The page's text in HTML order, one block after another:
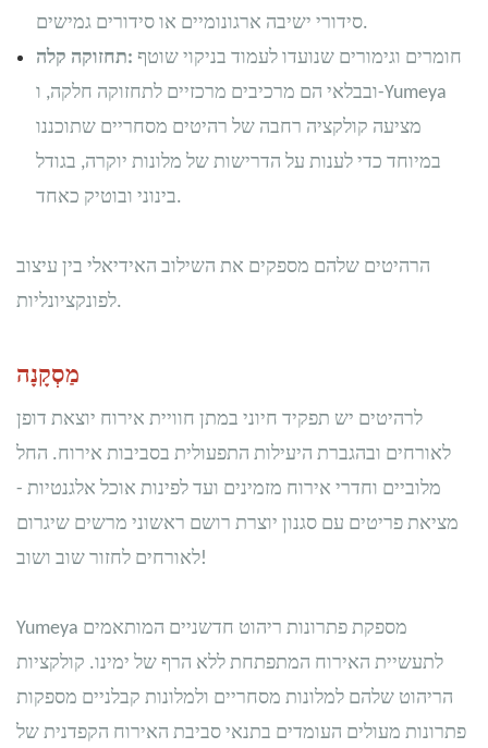
סידורי ישיבה ארגונומיים או סידורים גמישים.
תחזוקה קלה: חומרים וגימורים שנועדו לעמוד בניקוי שוטף
ובבלאי הם מרכיבים מרכזיים לתחזוקה חלקה, ו-Yumeya
מציעה קולקציה רחבה של רהיטים מסחריים שתוכננו
במיוחד כדי לענות על הדרישות של מלונות יוקרה, בגודל
בינוני ובוטיק כאחד.
הרהיטים שלהם מספקים את השילוב האידיאלי בין עיצוב
לפונקציונליות.
מַסְקָנָה
לרהיטים יש תפקיד חיוני במתן חוויית אירוח יוצאת דופן
לאורחים ובהגברת היעילות התפעולית בסביבות אירוח. החל
מלוביים וחדרי אירוח מזמינים ועד לפינות אוכל אלגנטיות -
מציאת פריטים עם סגנון יוצרת רושם ראשוני מרשים שיגרום
לאורחים לחזור שוב ושוב!
Yumeya מספקת פתרונות ריהוט חדשניים המותאמים
לתעשיית האירוח המתפתחת ללא הרף של ימינו. קולקציות
הריהוט שלהם למלונות מסחריים ולמלונות קבלניים מספקות
פתרונות מעולים העומדים בתנאי סביבת האירוח הקפדנית של